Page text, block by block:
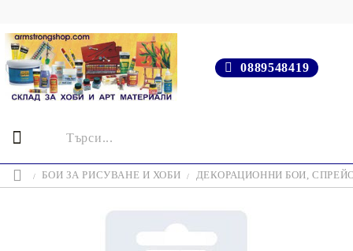
0889548419
БОИ ЗА РИСУВАНЕ И ХОБИ ДЕКОРАЦИОННИ БОИ,